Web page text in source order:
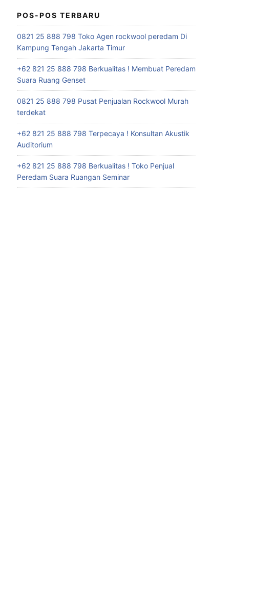
POS-POS TERBARU
0821 25 888 798 Toko Agen rockwool peredam Di
Kampung Tengah Jakarta Timur
+62 821 25 888 798 Berkualitas ! Membuat Peredam
Suara Ruang Genset
0821 25 888 798 Pusat Penjualan Rockwool Murah
terdekat
+62 821 25 888 798 Terpecaya ! Konsultan Akustik
Auditorium
+62 821 25 888 798 Berkualitas ! Toko Penjual
Peredam Suara Ruangan Seminar